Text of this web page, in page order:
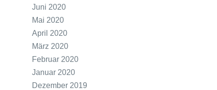
Juni 2020
Mai 2020
April 2020
März 2020
Februar 2020
Januar 2020
Dezember 2019